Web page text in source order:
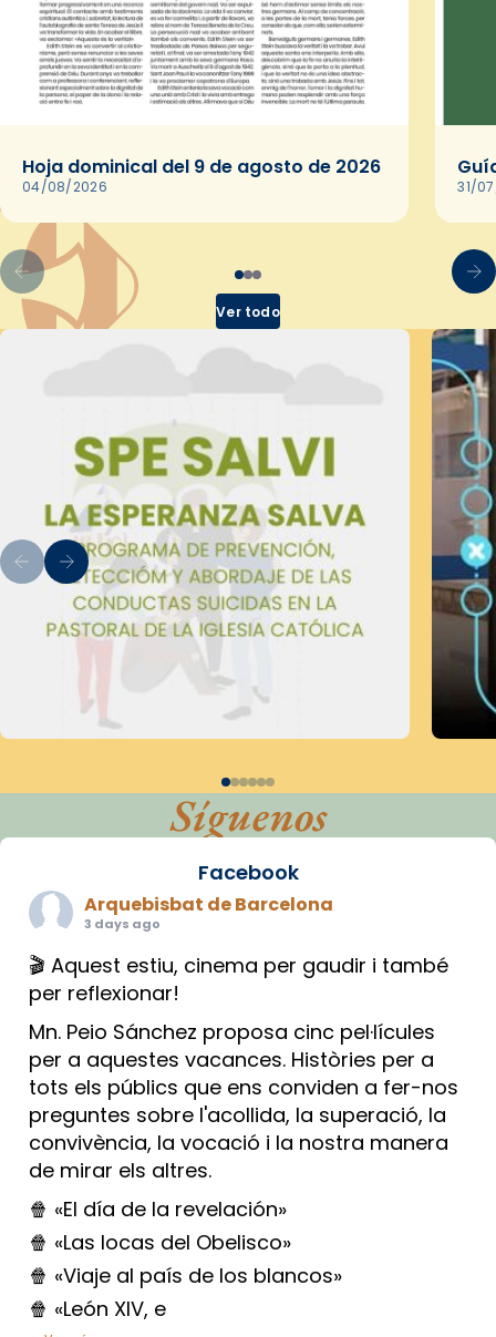
Hoja dominical del 9 de agosto de 2026
04/08/2026 31/
Ver todo
Síguenos
Facebook
Arquebisbat de Barcelona
3 days ago
🎬 Aquest estiu, cinema per gaudir i també
per reflexionar!
Mn. Peio Sánchez proposa cinc pel·lícules
per a aquestes vacances. Històries per a
tots els públics que ens conviden a fer-nos
preguntes sobre l'acollida, la superació, la
convivència, la vocació i la nostra manera
de mirar els altres.
🍿 «El día de la revelación»
🍿 «Las locas del Obelisco»
🍿 «Viaje al país de los blancos»
🍿 «León XIV, e